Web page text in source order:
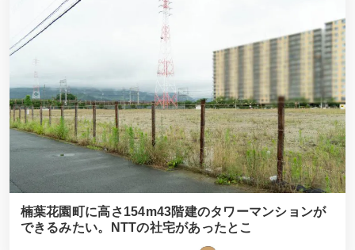
楠葉花園町に高さ154m43階建のタワーマンションが
できるみたい。NTTの社宅があったとこ